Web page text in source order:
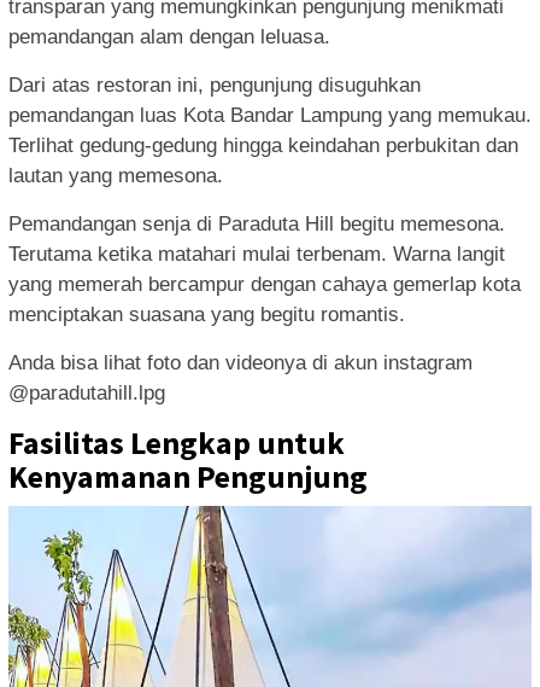
transparan yang memungkinkan pengunjung menikmati
pemandangan alam dengan leluasa.
Dari atas restoran ini, pengunjung disuguhkan
pemandangan luas Kota Bandar Lampung yang memukau.
Terlihat gedung-gedung hingga keindahan perbukitan dan
lautan yang memesona.
Pemandangan senja di Paraduta Hill begitu memesona.
Terutama ketika matahari mulai terbenam. Warna langit
yang memerah bercampur dengan cahaya gemerlap kota
menciptakan suasana yang begitu romantis.
Anda bisa lihat foto dan videonya di akun instagram
@paradutahill.lpg
Fasilitas Lengkap untuk
Kenyamanan Pengunjung